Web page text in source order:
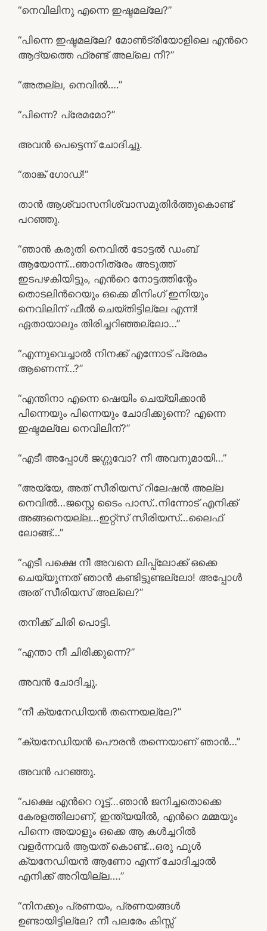
“നെവിലിനു എന്നെ ഇഷ്ടമല്ലേ?”
“പിന്നെ ഇഷ്ടമല്ലേ? മോണ്‍ട്രിയോളിലെ എന്‍റെ
ആദ്യത്തെ ഫ്രണ്ട് അല്ലെ നീ?”
“അതല്ല, നെവില്‍….”
“പിന്നെ? പ്രേമമോ?”
അവന്‍ പെട്ടെന്ന് ചോദിച്ചു.
“താങ്ക് ഗോഡ്!”
താന്‍ ആശ്വാസനിശ്വാസമുതിര്‍ത്തുകൊണ്ട്
പറഞ്ഞു.
“ഞാന്‍ കരുതി നെവില്‍ ടോട്ടല്‍ ഡംബ്
ആയോന്ന്…ഞാനിത്രേം അടുത്ത്
ഇടപഴകിയിട്ടും, എന്‍റെ നോട്ടത്തിന്റേം
തൊടലിന്‍റെയും ഒക്കെ മീനിംഗ് ഇനിയും
നെവിലിന് ഫീല്‍ ചെയ്തിട്ടില്ലേ എന്ന്!
ഏതായാലും തിരിച്ചറിഞ്ഞല്ലോ…”
“എന്നുവെച്ചാല്‍ നിനക്ക് എന്നോട് പ്രേമം
ആണെന്ന്…?”
“എന്തിനാ എന്നെ ഷെയിം ചെയ്യിക്കാന്‍
പിന്നെയും പിന്നെയും ചോദിക്കുന്നെ? എന്നെ
ഇഷ്ടമല്ലേ നെവിലിന്?”
“എടീ അപ്പോള്‍ ജഗ്ഗുവോ? നീ അവനുമായി…”
“അയ്യേ, അത് സീരിയസ് റിലേഷന്‍ അല്ല
നെവില്‍…ജസ്റ്റെ ടൈം പാസ്..നിന്നോട് എനിക്ക്
അങ്ങനെയല്ല…ഇറ്റ്സ് സീരിയസ്…ലൈഫ്
ലോങ്ങ്‌…”
“എടീ പക്ഷെ നീ അവനെ ലിപ്പ്ലോക്ക് ഒക്കെ
ചെയ്യുന്നത് ഞാന്‍ കണ്ടിട്ടുണ്ടല്ലോ! അപ്പോള്‍
അത് സീരിയസ് അല്ലെ?”
തനിക്ക് ചിരി പൊട്ടി.
“എന്താ നീ ചിരിക്കുന്നെ?”
അവന്‍ ചോദിച്ചു.
“നീ ക്യനേഡിയന്‍ തന്നെയല്ലേ?”
“ക്യനേഡിയന്‍ പൌരന്‍ തന്നെയാണ് ഞാന്‍…”
അവന്‍ പറഞ്ഞു.
“പക്ഷെ എന്‍റെ റൂട്ട്…ഞാന്‍ ജനിച്ചതൊക്കെ
കേരളത്തിലാണ്, ഇന്ത്യയില്‍, എന്‍റെ മമ്മയും
പിന്നെ അയാളും ഒക്കെ ആ കള്‍ച്ചറില്‍
വളര്‍ന്നവര്‍ ആയത് കൊണ്ട്…ഒരു ഫുള്‍
ക്യനേഡിയന്‍ ആണോ എന്ന് ചോദിച്ചാല്‍
എനിക്ക് അറിയില്ല….”
“നിനക്കും പ്രണയം, പ്രണയങ്ങള്‍
ഉണ്ടായിട്ടില്ലേ? നീ പലരേം കിസ്സ്‌